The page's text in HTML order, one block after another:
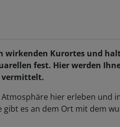
wirkenden Kurortes und
fest. Hier werden
vermittelt.
hier erleben und
es an dem Ort mit dem